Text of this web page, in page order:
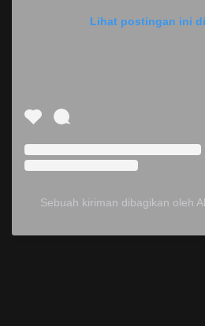
Lihat postingan ini
Sebuah kiriman dibagikan oleh